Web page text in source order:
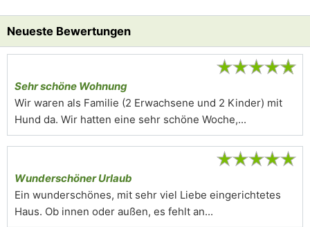
Neueste Bewertungen
★★★★★
Sehr schöne Wohnung
Wir waren als Familie (2 Erwachsene und 2 Kinder) mit
Hund da. Wir hatten eine sehr schöne Woche,...
★★★★★
Wunderschöner Urlaub
Ein wunderschönes, mit sehr viel Liebe eingerichtetes
Haus. Ob innen oder außen, es fehlt an...